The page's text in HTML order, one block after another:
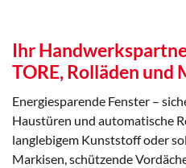
Ihr
TORE, Rolläden und
Energiesparende Fenster –
Haustüren und automatische
langlebigem Kunststoff oder
Markisen, schützende